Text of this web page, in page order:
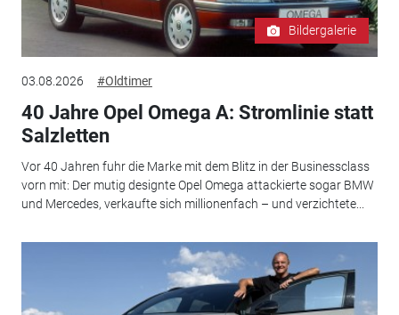
Bildergalerie
03.08.2026 #Oldtimer
40 Jahre Opel Omega A: Stromlinie statt
Salzletten
Vor 40 Jahren fuhr die Marke mit dem Blitz in der Businessclass
vorn mit: Der mutig designte Opel Omega attackierte sogar BMW
und Mercedes, verkaufte sich millionenfach – und verzichtete...